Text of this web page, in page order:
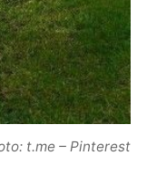
t.me – Pinterest